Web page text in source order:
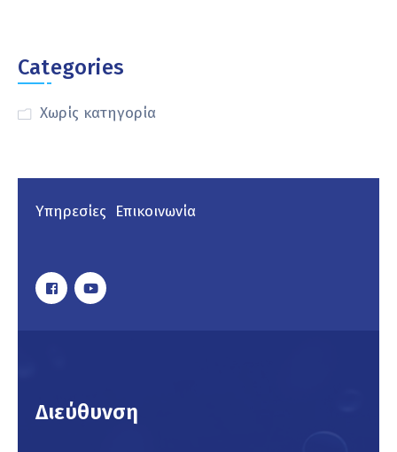
Categories
Χωρίς κατηγορία
Υπηρεσίες Επικοινωνία
Διεύθυνση